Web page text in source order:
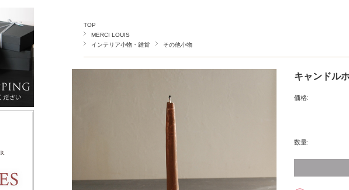
TOP
MERCI LOUIS
インテリア小物・雑貨
その他小物
キャンドル
価格:
数量: